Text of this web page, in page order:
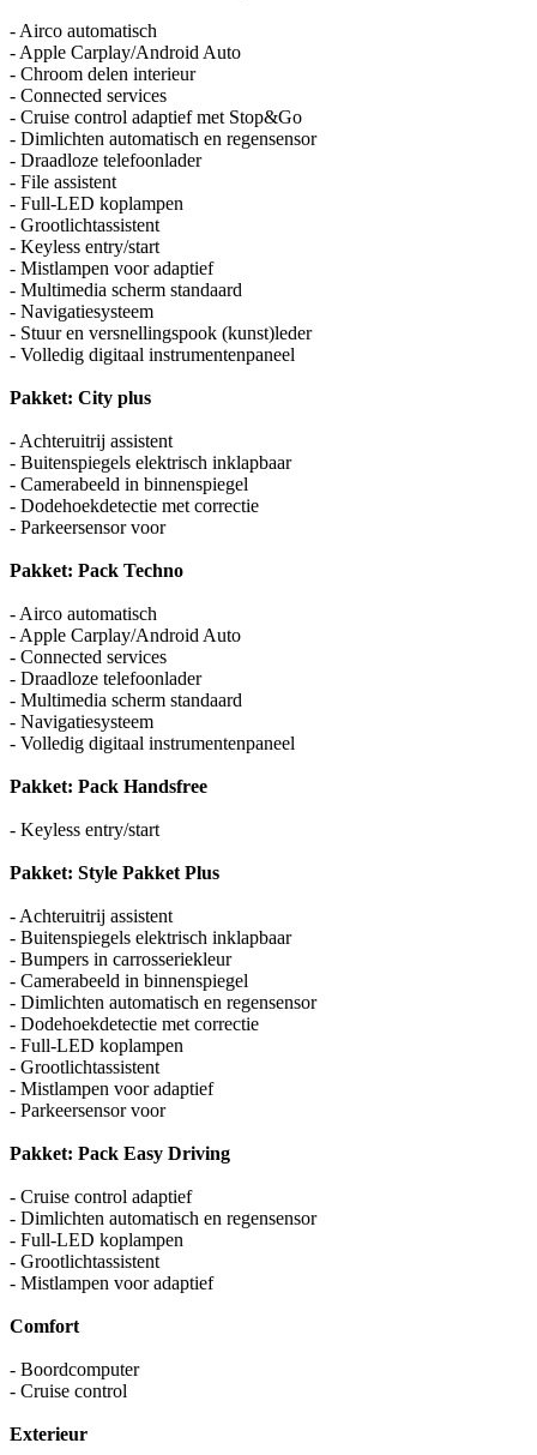
- Airco automatisch
- Apple Carplay/Android Auto
- Chroom delen interieur
- Connected services
- Cruise control adaptief met Stop&Go
- Dimlichten automatisch en regensensor
- Draadloze telefoonlader
- File assistent
- Full-LED koplampen
- Grootlichtassistent
- Keyless entry/start
- Mistlampen voor adaptief
- Multimedia scherm standaard
- Navigatiesysteem
- Stuur en versnellingspook (kunst)leder
- Volledig digitaal instrumentenpaneel
Pakket: City plus
- Achteruitrij assistent
- Buitenspiegels elektrisch inklapbaar
- Camerabeeld in binnenspiegel
- Dodehoekdetectie met correctie
- Parkeersensor voor
Pakket: Pack Techno
- Airco automatisch
- Apple Carplay/Android Auto
- Connected services
- Draadloze telefoonlader
- Multimedia scherm standaard
- Navigatiesysteem
- Volledig digitaal instrumentenpaneel
Pakket: Pack Handsfree
- Keyless entry/start
Pakket: Style Pakket Plus
- Achteruitrij assistent
- Buitenspiegels elektrisch inklapbaar
- Bumpers in carrosseriekleur
- Camerabeeld in binnenspiegel
- Dimlichten automatisch en regensensor
- Dodehoekdetectie met correctie
- Full-LED koplampen
- Grootlichtassistent
- Mistlampen voor adaptief
- Parkeersensor voor
Pakket: Pack Easy Driving
- Cruise control adaptief
- Dimlichten automatisch en regensensor
- Full-LED koplampen
- Grootlichtassistent
- Mistlampen voor adaptief
Comfort
- Boordcomputer
- Cruise control
Exterieur